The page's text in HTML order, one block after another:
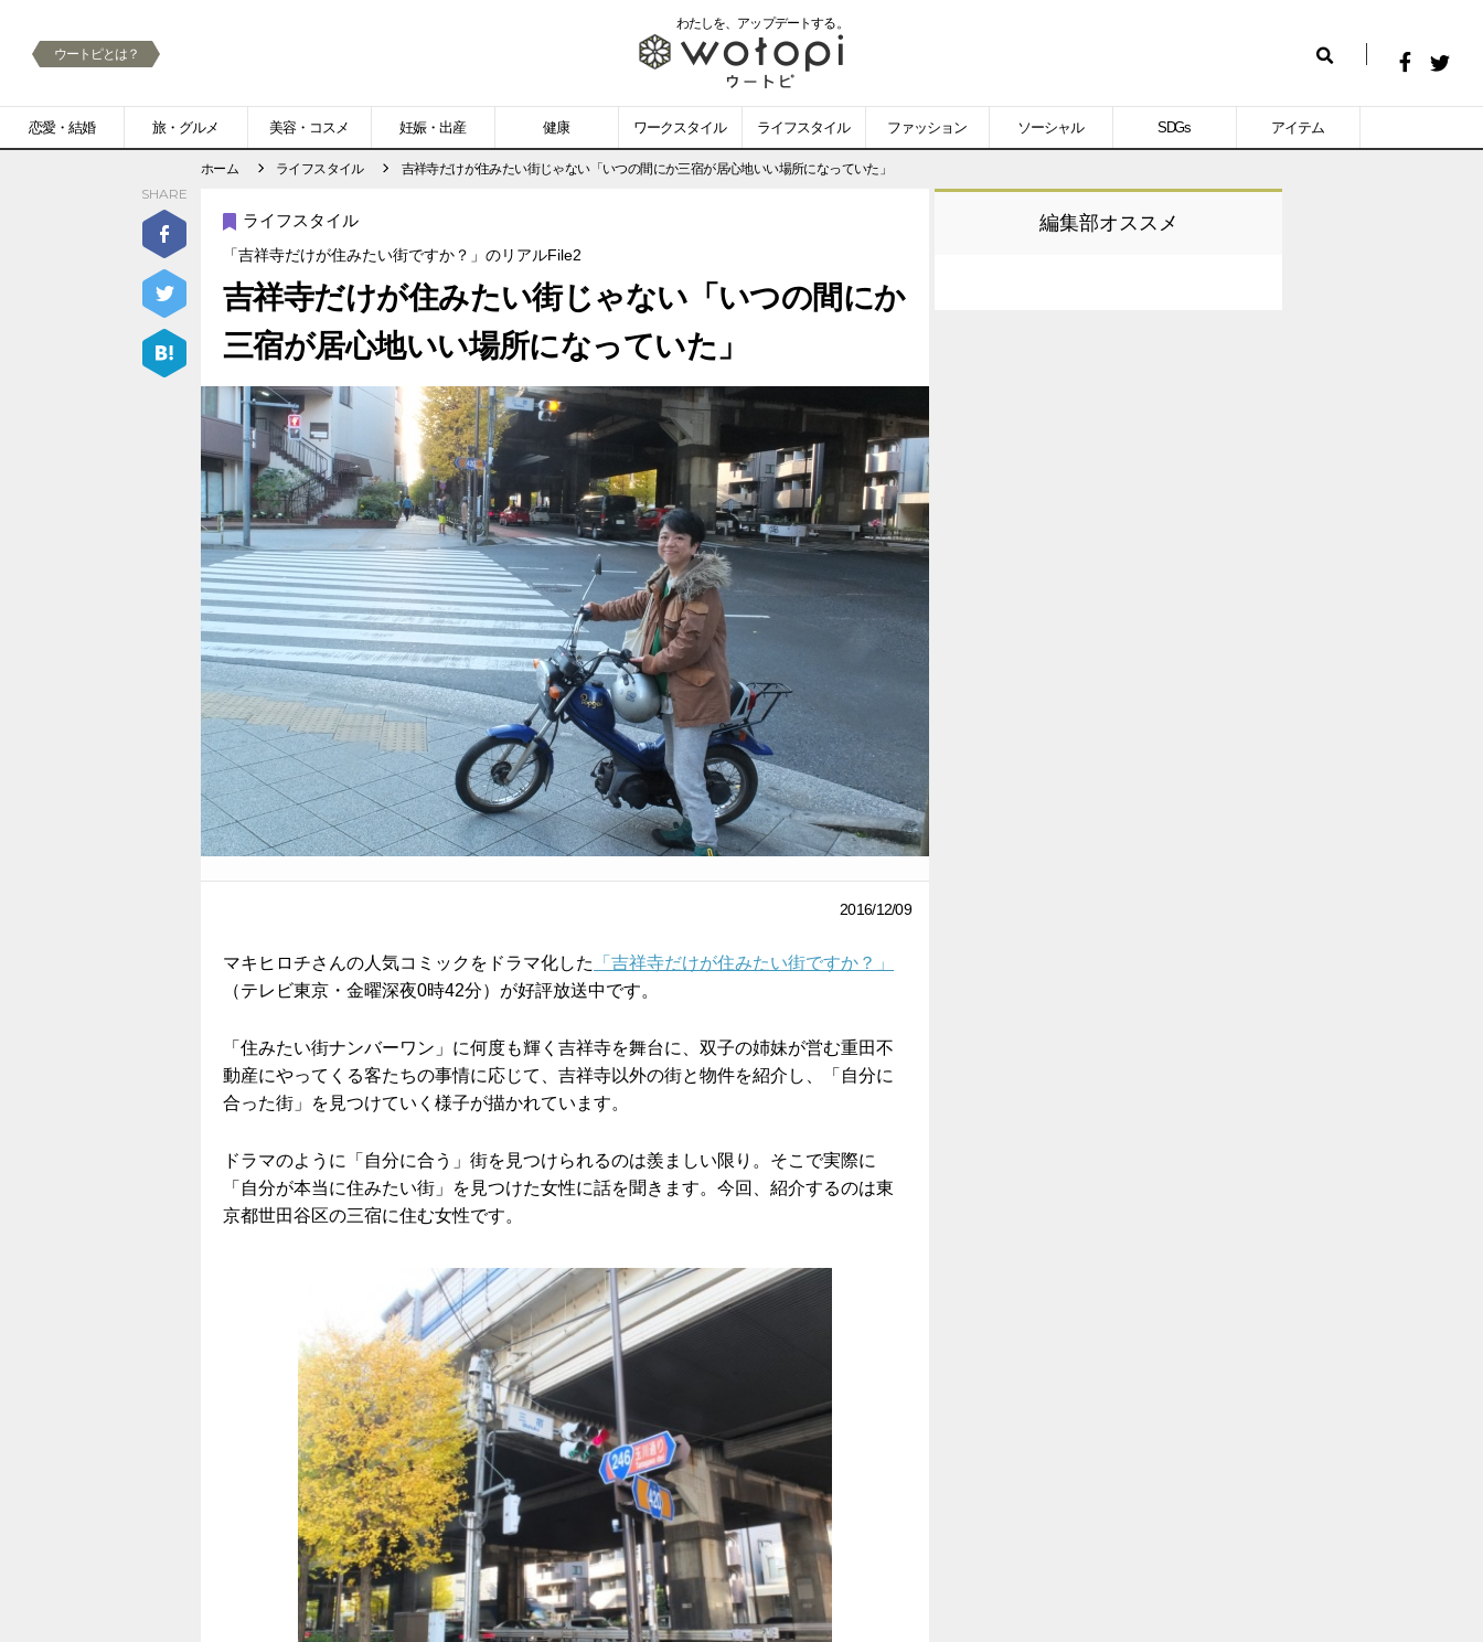
わたしを、 アップデートする。
wotopi
-
ウ
ト
ピ
恋愛・結婚 旅・グルメ 美容・コスメ 妊娠・出産 健康 ワークスタイル ライフスタイル ファッション ソーシャル SDGs アイテム
索
ウートピとは？ Facebook
ホーム ライフスタイル 吉祥寺だけが住みたい街じゃない「いつの間にか三宿が居心地いい場所になっていた」
ライフスタイル
「吉祥寺だけが住みたい街ですか？」のリアルFile2
吉祥寺だけが住みたい街じゃない「いつの間にか
三宿が居心地いい場所になっていた」
2016/12/09
マキヒロチさんの人気コミックをドラマ化した
「吉祥寺だけが住みたい街ですか？」
（テレビ東京・金曜深夜0時42分）が好評放送中です。
「住みたい街ナンバーワン」に何度も輝く吉祥寺を舞台に、双子の姉妹が営む重田不
動産にやってくる客たちの事情に応じて、吉祥寺以外の街と物件を紹介し、「自分に
合った街」を見つけていく様子が描かれています。
ドラマのように「自分に合う」街を見つけられるのは羨ましい限り。そこで実際に
「自分が本当に住みたい街」を見つけた女性に話を聞きます。今回、紹介するのは東
京都世田谷区の三宿に住む女性です。
SHARE
編集部オススメ